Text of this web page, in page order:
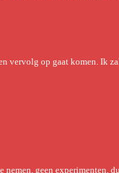
vervolg op gaat komen. Ik
nemen, geen experimenten,